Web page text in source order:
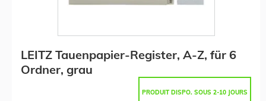
LEITZ Tauenpapier-Register, A-Z, für 6
Ordner, grau
PRODUIT DISPO. SOUS 2-10 JOURS